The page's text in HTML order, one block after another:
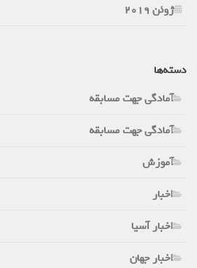
ژوئن 2019
دسته‌ها
آمادگی جهت مسابقه
آمادگی جهت مسابقه
آموزش
اخبار
اخبار آسیا
اخبار جهان